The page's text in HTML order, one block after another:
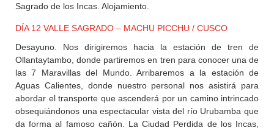
Sagrado de los Incas. Alojamiento.
DÍA 12 VALLE SAGRADO – MACHU PICCHU / CUSCO
Desayuno. Nos dirigiremos hacia la estación de tren de
Ollantaytambo, donde partiremos en tren para conocer una de
las 7 Maravillas del Mundo. Arribaremos a la estación de
Aguas Calientes, donde nuestro personal nos asistirá para
abordar el transporte que ascenderá por un camino intrincado
obsequiándonos una espectacular vista del río Urubamba que
da forma al famoso cañón. La Ciudad Perdida de los Incas,